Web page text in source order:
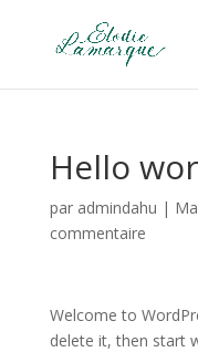
Hello
par admindahu |
commentaire
Welcome to
delete it, then start